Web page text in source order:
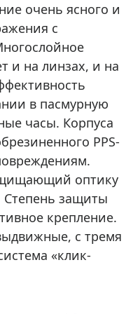
очень ясного и
с
и на линзах, и на
в пасмурную
часы. Корпуса
PPS-
оптику
Степень защиты
крепление.
с тремя
«клик-